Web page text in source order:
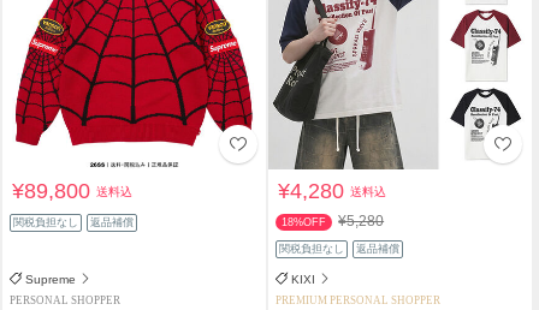
¥89,800送料込
関税負担なし 返品補償
Supreme
PERSONAL SHOPPER
¥4,280送料込
18%OFF ¥5,280
関税負担なし 返品補償
KIXI
PREMIUM PERSONAL SHOPPER